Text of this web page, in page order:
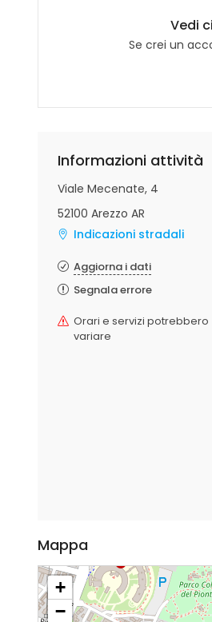
Vedi
Se crei un
Informazioni attività
Viale Mecenate, 4
52100 Arezzo AR
Indicazioni stradali
Aggiorna i dati
Segnala errore
Orari e servizi potrebbero
variare
Mappa
+
−